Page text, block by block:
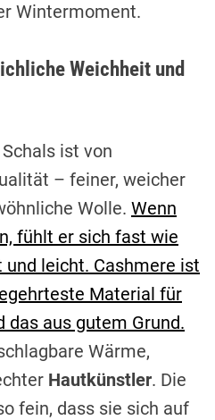
Wintermoment.
Weichheit und
ist von
– feiner, weicher
Wolle. Wenn
fühlt er sich fast wie
und leicht. Cashmere ist
Material für
das aus gutem Grund.
Wärme,
Hautkünstler. Die
fein, dass sie sich auf